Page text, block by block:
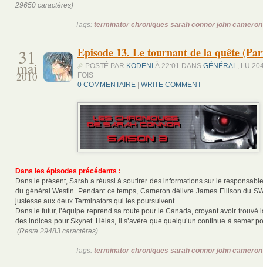
29650 caractères)
Tags: terminator chroniques sarah connor john cameron
31
mai
2010
Episode 13. Le tournant de la quête
POSTÉ PAR KODENI À 22:01 DANS GÉNÉRAL
, LU
FOIS
0 COMMENTAIRE | WRITE COMMENT
Dans les épisodes précédents :
Dans le présent, Sarah a réussi à soutirer des informations sur le
du général Westin. Pendant ce temps, Cameron délivre James Ellison du
justesse aux deux Terminators qui les poursuivent.
Dans le futur, l’équipe reprend sa route pour le Canada, croyant avoir trouvé
des indices pour Skynet. Hélas, il s’avère que quelqu’un continue à semer
(Reste 29483 caractères)
Tags: terminator chroniques sarah connor john cameron